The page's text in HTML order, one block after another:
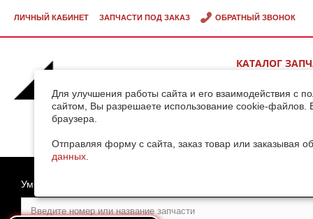
Для улучшения работы сайта и его взаимодействия с
сайтом, Вы разрешаете использование cookie-файлов.
браузера.
Отправляя форму с сайта, заказ товар или заказывая
данных
ЛИЧНЫЙ КАБИНЕТ ЗАПЧАСТИ ПОД ЗАКАЗ ОБРАТНЫЙ ЗВОНОК
КАТАЛОГ
Умный поиск